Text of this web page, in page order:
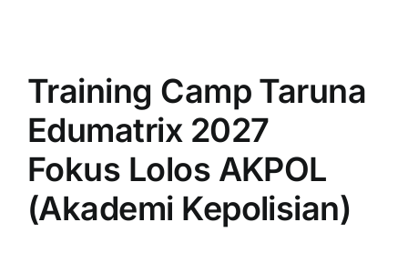
Training Camp Taruna
Edumatrix 2027
Fokus Lolos AKPOL
(Akademi Kepolisian)